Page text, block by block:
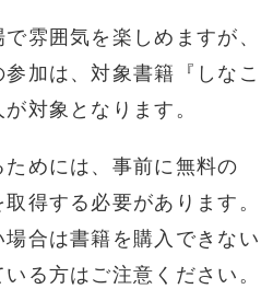
雰囲気を楽しめますが、
加は、対象書籍『しなこ
対象となります。
めには、事前に無料の
得する必要があります。
合は書籍を購入できない
る方はご注意ください。